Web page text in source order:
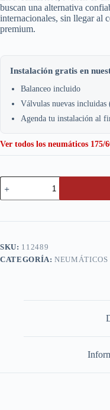
buscan una alternativa
internacionales, sin llegar al
premium.
Instalación gratis en
Balanceo incluido
Válvulas nuevas incluidas
Agenda tu instalación al
Ver todos los neumáticos 175/
Nexen
175/60
R16
82H
HD
PLUS
SKU: 112489
CATEGORÍA:NEUMÁTICOS